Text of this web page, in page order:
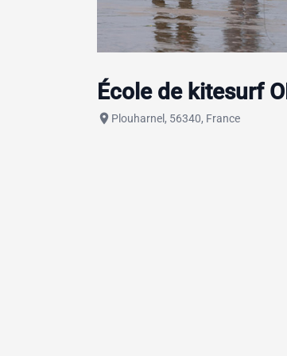
École de kitesurf
place Plouharnel, 56340, France